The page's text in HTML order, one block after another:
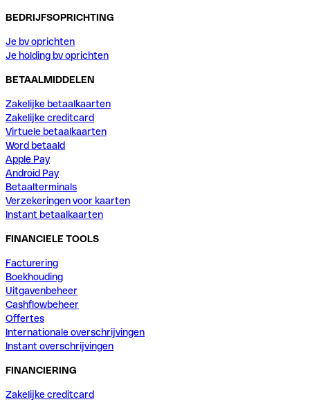
BEDRIJFSOPRICHTING
Je bv oprichten
Je holding bv oprichten
BETAALMIDDELEN
Zakelijke betaalkaarten
Zakelijke creditcard
Virtuele betaalkaarten
Word betaald
Apple Pay
Android Pay
Betaalterminals
Verzekeringen voor kaarten
Instant betaalkaarten
FINANCIELE TOOLS
Facturering
Boekhouding
Uitgavenbeheer
Cashflowbeheer
Offertes
Internationale overschrijvingen
Instant overschrijvingen
FINANCIERING
Zakelijke creditcard